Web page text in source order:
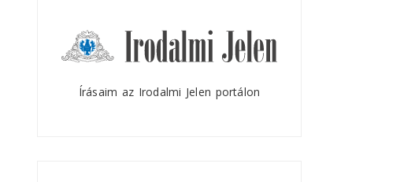
Írásaim az Irodalmi Jelen portálon